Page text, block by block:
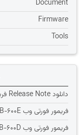
Document
Firmware
Tools
دانلود Release Note فریمور فورتی وب ورژن 7.4.13
فریمور فورتی وب FWB-600E ورژن 7.4.13
فریمور فورتی وب FWB-600D ورژن 7.4.13